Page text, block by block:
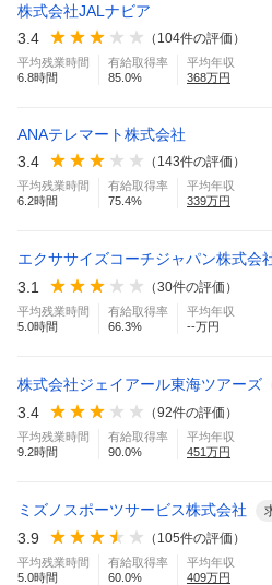
株式会社JALナビア
3.4
（ 104件の評価）
平均残業時間
6.8時間
有給取得率
85.0%
平均年収
368万円
ANAテレマート株式会社
3.4
（ 143件の評価）
平均残業時間
6.2時間
有給取得率
75.4%
平均年収
339万円
エクササイズコーチジャパン株式会
3.1 （30件の評価）
平均残業時間
5.0時間
有給取得率
66.3%
平均年収
--万円
株式会社ジェイアール東海ツアーズ
3.4 （92件の評価）
平均残業時間
9.2時間
有給取得率
90.0%
平均年収
451万円
ミズノスポーツサービス株式会社
3.9 （ 105件の評価）
平均残業時間
5.0時間
有給取得率
60.0%
平均年収
409万円